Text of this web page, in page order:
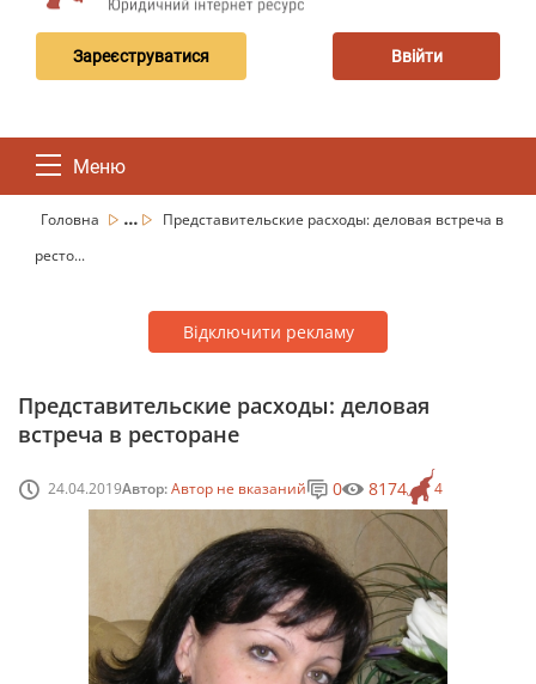
Зареєструватися Ввійти
Меню
Головна ...
Представительские расходы: деловая встреча в
ресто...
Відключити рекламу
Представительские расходы: деловая
встреча в ресторане
24.04.2019Автор:Автор не вказаний 4
0 8174